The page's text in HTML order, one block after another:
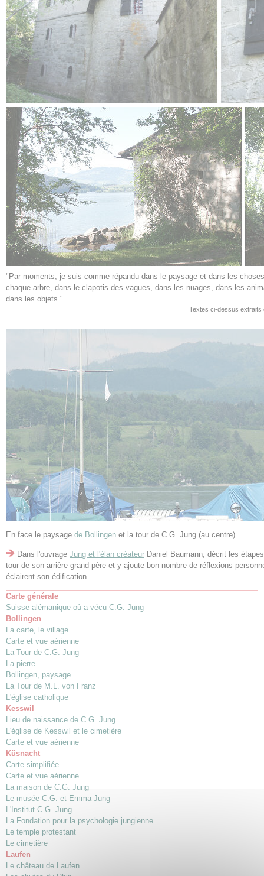
"Par moments, je suis comme répandu dans le paysage et dans les
chaque arbre, dans le clapotis des vagues, dans les nuages, dans les
dans les objets."
Textes ci-dessus extraits
En face le paysage de Bollingen et la tour de C.G. Jung (au centre).
Dans l'ouvrage Jung et l'élan créateur Daniel Baumann, décrit les
tour de son arrière grand-père et y ajoute bon nombre de réflexions
éclairent son édification.
Carte générale
Suisse alémanique où a vécu C.G. Jung
Bollingen
La carte, le village
Carte et vue aérienne
La Tour de C.G. Jung
La pierre
Bollingen, paysage
La Tour de M.L. von Franz
L'église catholique
Kesswil
Lieu de naissance de C.G. Jung
L'église de Kesswil et le cimetière
Carte et vue aérienne
Küsnacht
Carte simplifiée
Carte et vue aérienne
La maison de C.G. Jung
Le musée C.G. et Emma Jung
L'Institut C.G. Jung
La Fondation pour la psychologie jungienne
Le temple protestant
Le cimetière
Laufen
Le château de Laufen